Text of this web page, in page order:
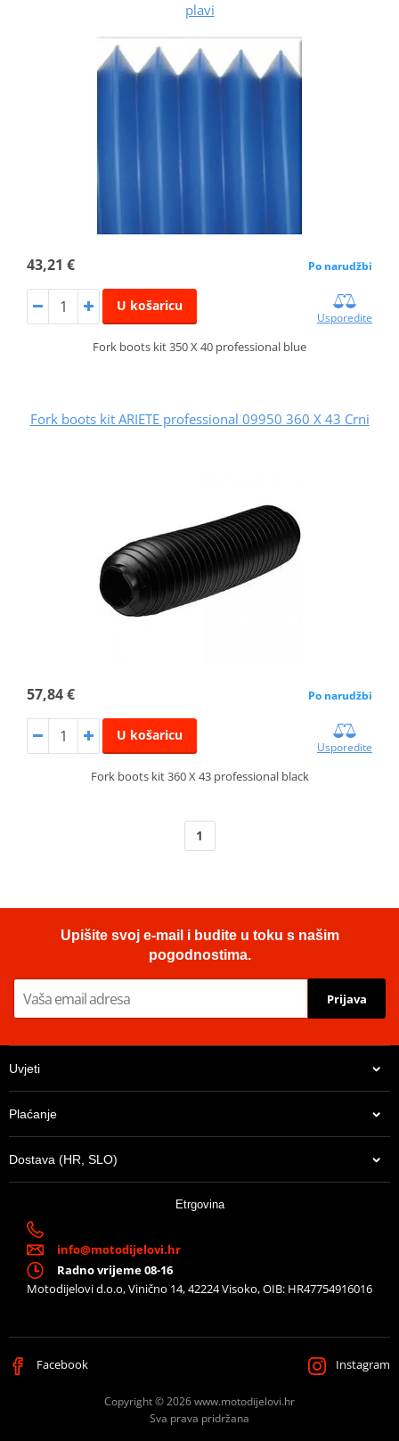
plavi
43,21 € Po narudžbi
U košaricu
Usporedite
Fork boots kit 350 X 40 professional blue
Fork boots kit ARIETE professional 09950 360 X 43 Crni
57,84 € Po narudžbi
U košaricu
Usporedite
Fork boots kit 360 X 43 professional black
1
Upišite svoj e-mail i budite u toku s našim
pogodnostima.
Prijava
Uvjeti
Plaćanje
Dostava (HR, SLO)
Etrgovina
info@motodijelovi.hr
Radno vrijeme 08-16
Motodijelovi d.o.o, Vinično 14, 42224 Visoko, OIB: HR47754916016
Facebook Instagram
Copyright © 2026 www.motodijelovi.hr
Sva prava pridržana